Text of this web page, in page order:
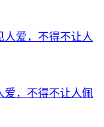
爱，不得不让人佩